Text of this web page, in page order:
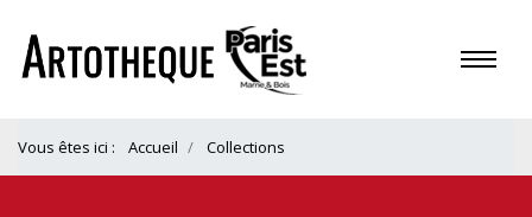
Vous êtes ici : Accueil Collections